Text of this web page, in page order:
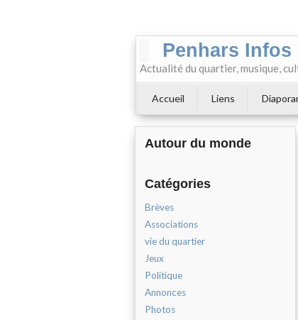
Penhars Infos
Actualité du quartier, musique,
Accueil Liens
Autour du monde
Catégories
Brèves
Associations
vie du quartier
Jeux
Politique
Annonces
Photos